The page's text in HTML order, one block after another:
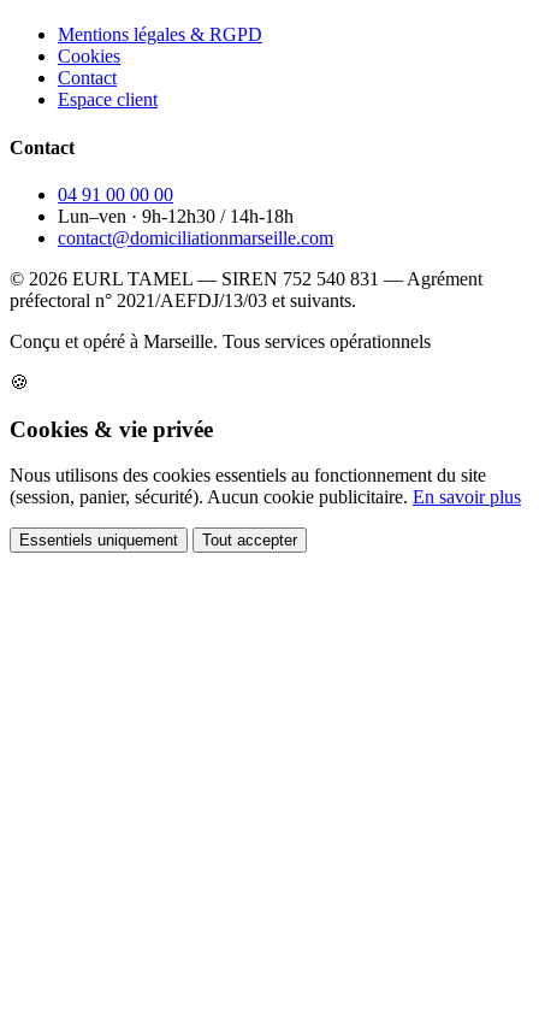
Mentions légales & RGPD
Cookies
Contact
Espace client
Contact
04 91 00 00 00
Lun–ven · 9h-12h30 / 14h-18h
contact@domiciliationmarseille.com
© 2026 EURL TAMEL — SIREN 752 540 831 — Agrément
préfectoral n° 2021/AEFDJ/13/03 et suivants.
Conçu et opéré à Marseille. Tous services opérationnels
🍪
Cookies & vie privée
Nous utilisons des cookies essentiels au fonctionnement du site
(session, panier, sécurité). Aucun cookie publicitaire. En savoir plus
Essentiels uniquement Tout accepter